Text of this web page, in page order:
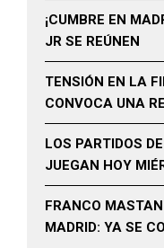
¡CUMBRE EN
JR SE REÚNEN
TENSIÓN EN LA
CONVOCA UNA
LOS PARTIDOS
JUEGAN HOY
FRANCO
MADRID: YA SE